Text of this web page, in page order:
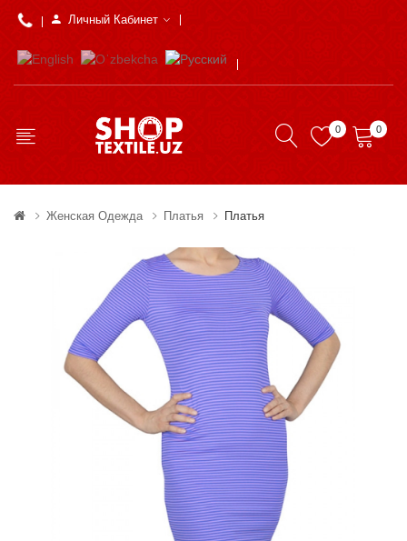
Личный Кабинет
0 0
Женская Одежда Платья Платья